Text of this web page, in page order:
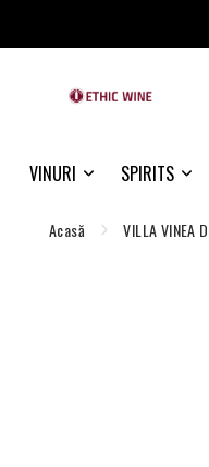
VINURI SPIRITS
Acasă VILLA VINEA